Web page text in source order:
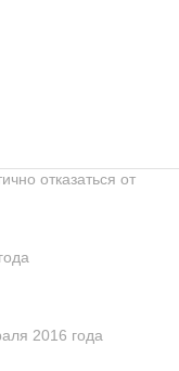
отказаться от
2016 года